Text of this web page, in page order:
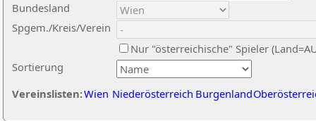
Sortierung
Bundesland
Spgem./Kreis/Verein
Nur "österreichische" Spieler
Vereinslisten:Wien Niederösterreich Burgenland